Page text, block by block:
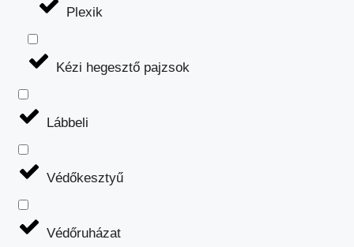
Plexik
Kézi hegesztő pajzsok
Lábbeli
Védőkesztyű
Védőruházat